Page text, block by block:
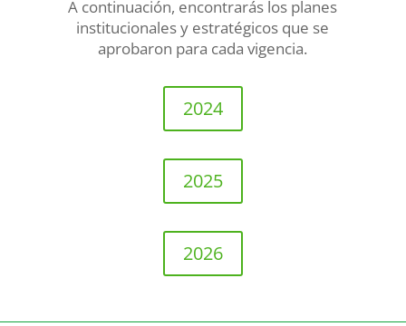
A continuación, encontrarás los planes
institucionales y estratégicos que se
aprobaron para cada vigencia.
2024
2025
2026